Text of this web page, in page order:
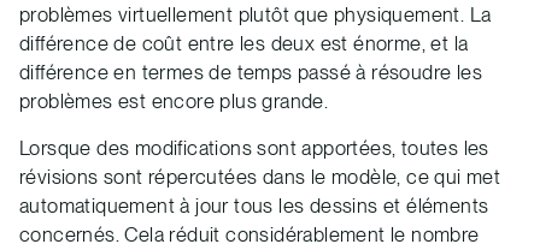
problèmes virtuellement plutôt que physiquement. La
différence de coût entre les deux est énorme, et la
différence en termes de temps passé à résoudre les
problèmes est encore plus grande.
Lorsque des modifications sont apportées, toutes les
révisions sont répercutées dans le modèle, ce qui met
automatiquement à jour tous les dessins et éléments
concernés. Cela réduit considérablement le nombre